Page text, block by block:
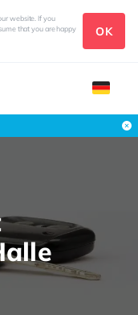
website. If you
that you are happy
OK